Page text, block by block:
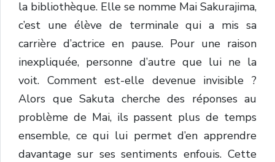
la bibliothèque. Elle se nomme Mai Sakurajima,
c’est une élève de terminale qui a mis sa
carrière d’actrice en pause. Pour une raison
inexpliquée, personne d’autre que lui ne la
voit. Comment est-elle devenue invisible ?
Alors que Sakuta cherche des réponses au
problème de Mai, ils passent plus de temps
ensemble, ce qui lui permet d’en apprendre
davantage sur ses sentiments enfouis. Cette